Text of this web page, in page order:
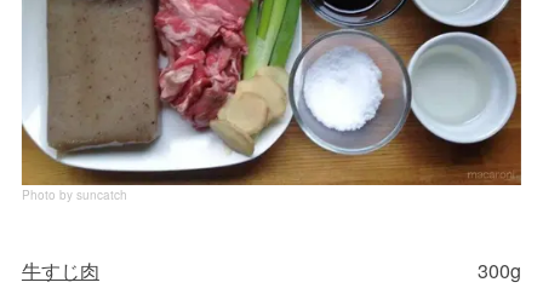
Photo by suncatch
牛すじ肉
300g